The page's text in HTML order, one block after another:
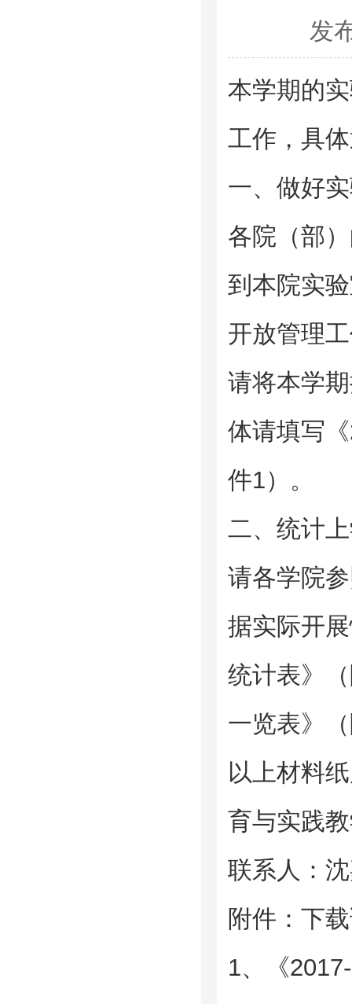
发
本学期的
工作，具
一、做好
各院（部
到本院实
开放管理
请将本学
体请填写
件1）。
二、统计
请各学院
据实际开
统计表》
一览表》
以上材料
育与实践
联系人：
附件：下
1、《